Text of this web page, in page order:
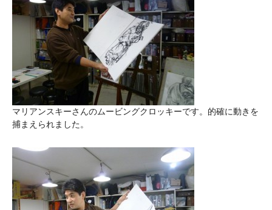
マリアンスキーさんのムービングクロッキーです。的確に動きを
捕まえられました。